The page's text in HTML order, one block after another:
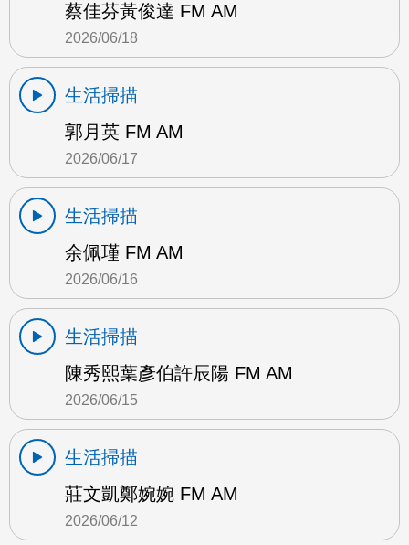
蔡佳芬黃俊達 FM AM
2026/06/18
生活掃描
郭月英 FM AM
2026/06/17
生活掃描
余佩瑾 FM AM
2026/06/16
生活掃描
陳秀熙葉彥伯許辰陽 FM AM
2026/06/15
生活掃描
莊文凱鄭婉婉 FM AM
2026/06/12